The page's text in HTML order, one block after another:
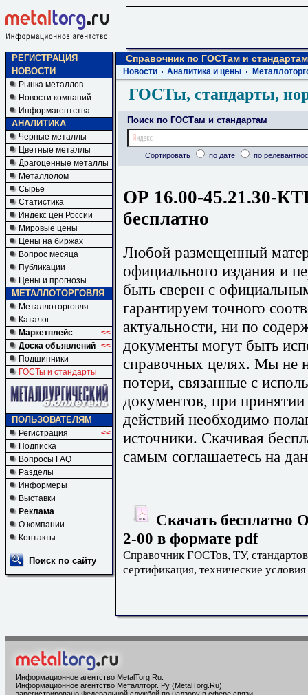
РЕГИСТРАЦИЯ
НОВОСТИ
Рынка металлов
Новости компаний
Информагентства
АНАЛИТИКА
Черные металлы
Цветные металлы
Драгоценные металлы
Металлолом
Сырье
Статистика
Индекс цен России
Мировые цены
Цены на биржах
Вопрос месяца
Публикации
Цены и прогнозы
МЕТАЛЛОТОРГОВЛЯ
Металлоторговля
Каталог
Маркетплейс
<<
Доска объявлений <<
Подшипники
ГОСТы и стандарты
ПОЛЬЗОВАТЕЛЯМ
Регистрация
<<
Подписка
Вопросы FAQ
Разделы
Информеры
Выставки
Реклама
О компании
Контакты
Поиск по сайту
Справочник по ГОСТам и стандартам
Новости Аналитика и цены
ГОСТы, стандарты,
Поиск по ГОСТам и стандартам
Сортировать по дате по
ОР 16.00-45.21.30-
бесплатно
Любой размещенный
официального издания и
быть сверен с
гарантируем точного
актуальности, ни по
документы могут быть
справочных целях. Мы не
потери, связанные с
документов, при
действий необходимо
источники. Скачивая
самым соглашаетесь на
Скачать бесплатно
2-00 в формате pdf
Справочник ГОСТов, ТУ,
сертификация, технические условия
Информационное агентство MetalTorg.Ru
Информационное агентство Металлторг. Ру (MetalTorg.Ru)